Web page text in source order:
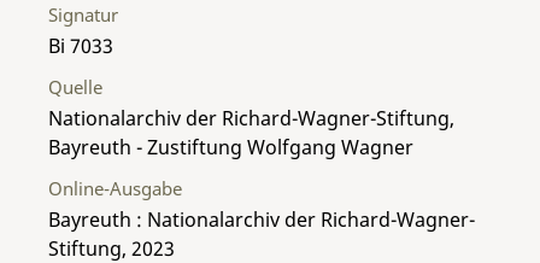
Signatur
Bi 7033
Quelle
Nationalarchiv der Richard-Wagner-Stiftung,
Bayreuth - Zustiftung Wolfgang Wagner
Online-Ausgabe
Bayreuth : Nationalarchiv der Richard-Wagner-
Stiftung, 2023